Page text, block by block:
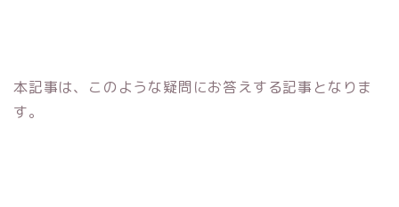
本記事は、このような疑問にお答えする記事となりま
す。